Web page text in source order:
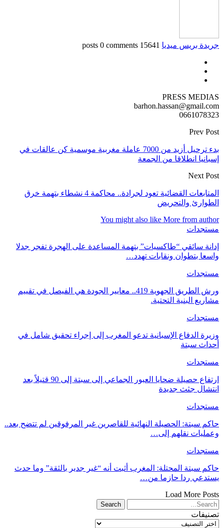
جريدة بريس ميديا 15641 posts
0 comments
PRESS MEDIAS
barhon.hassan@gmail.com
0661078323
Prev Post
بدء ترحيل أزيد من 7000 عاملة مغربية موسمية كن عالقات في
إسبانيا انطلاقا من الجمعة
Next Post
المتابعات القضائية تعود لجرادة.. محاكمة 4 نشطاء بتهمة خرق
الطوارئ والتحريض
You might also like More from author
مستجدات
إدانة سائقي “طاكسيات” بتهمة المساعدة على الهجرة تفجر جدلا
واسعا بتطوان ونقابات تهدد…
مستجدات
ورش الطريق الجهوية 419.. معايير الجودة هي الفيصل في تقييم
مشاريع البنية التحتية.
مستجدات
وزيرة الدفاع الإسبانية تدعو المغرب إلى إجراء تحقيق شامل في
أحداث سبتة
مستجدات
ارتفاع حصيلة ضحايا العبور الجماعي إلى سبتة إلى 90 قتيلاً بعد
انتشال جثث جديدة
مستجدات
حاكم سبتة: الحصيلة النهائية للقاصرين غير المرفوقين لم تتضح بعد..
وعمليات نقلهم إلى…
مستجدات
حاكم سبتة المحتلة: المغرب أثبت أنه “غير جدير بالثقة” وما حدث
يستدعي ردا حازما من…
Load More Posts
تصنيفات
تصنيفات